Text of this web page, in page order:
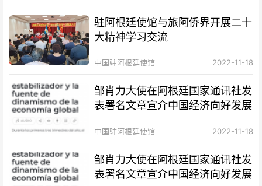
驻阿根廷使馆与旅阿侨界开展二十
大精神学习交流
中国驻阿根廷使馆 2022-11-18
邹肖力大使在阿根廷国家通讯社发
表署名文章宣介中国经济向好发展
中国驻阿根廷使馆 2022-11-18
邹肖力大使在阿根廷国家通讯社发
表署名文章宣介中国经济向好发展